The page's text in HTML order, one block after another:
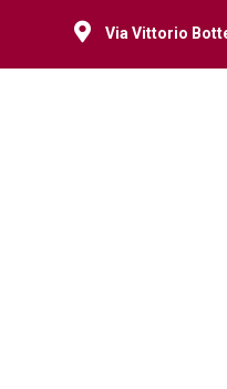
 Via Vittorio